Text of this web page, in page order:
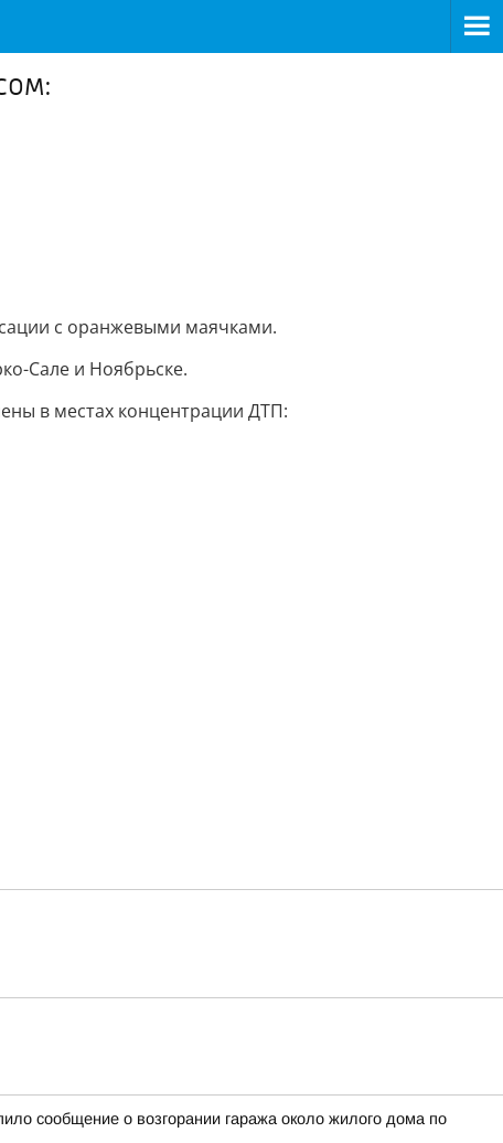
с оранжевыми маячками.
Сале и Ноябрьске.
в местах концентрации ДТП:
сообщение о возгорании гаража около жилого дома по